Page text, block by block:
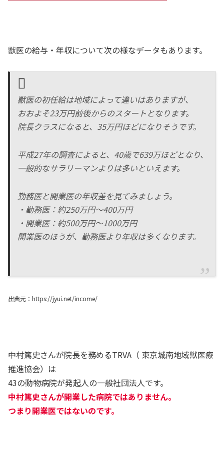
獣医の給与・年収について次の様なデータもあります。
獣医の初任給は地域によって違いはありますが、
おおよそ23万円前後からのスタートとなります。
院長クラスになると、35万円ほどになりそうです。
平成27年の調査によると、40歳で639万ほどとなり、
一般的なサラリーマンよりは多いといえます。
勤務医と開業医の年収差を見てみましょう。
・勤務医：約250万円～400万円
・開業医：約500万円～1000万円
開業医のほうが、勤務医より年収は多くなります。
出典元：https://jyui.net/income/
中村篤史さんが院長を務めるTRVA（ 東京城南地域獣医療
推進協会）は
43の動物病院が発起人の一般社団法人です。
中村篤史さんが開業した病院ではありません。
つまり開業医ではないのです。